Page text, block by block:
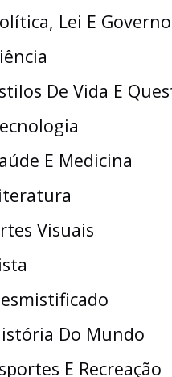
Lei E Governo
De Vida E
E Medicina
Visuais
Do Mundo
E Recreação